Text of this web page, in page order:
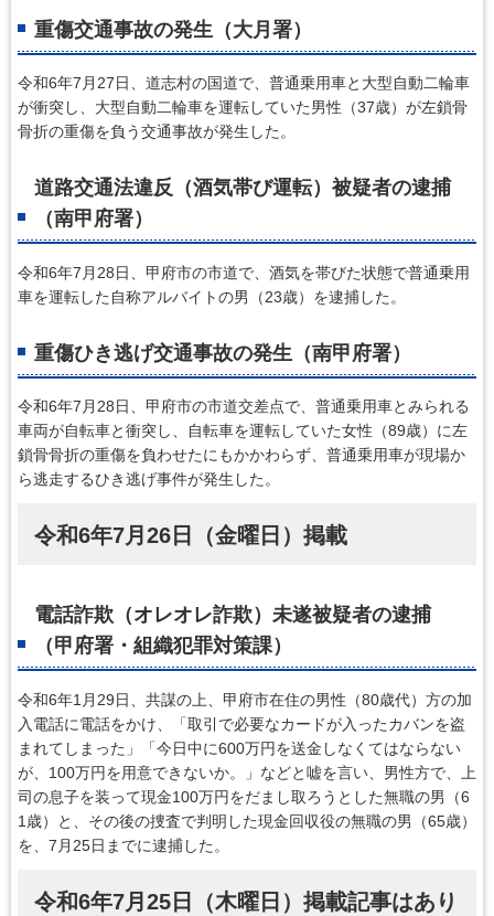
重傷交通事故の発生（大月署）
令和6年7月27日、道志村の国道で、普通乗用車と大型自動二輪車
が衝突し、大型自動二輪車を運転していた男性（37歳）が左鎖骨
骨折の重傷を負う交通事故が発生した。
道路交通法違反（酒気帯び運転）被疑者の逮捕
（南甲府署）
令和6年7月28日、甲府市の市道で、酒気を帯びた状態で普通乗用
車を運転した自称アルバイトの男（23歳）を逮捕した。
重傷ひき逃げ交通事故の発生（南甲府署）
令和6年7月28日、甲府市の市道交差点で、普通乗用車とみられる
車両が自転車と衝突し、自転車を運転していた女性（89歳）に左
鎖骨骨折の重傷を負わせたにもかかわらず、普通乗用車が現場か
ら逃走するひき逃げ事件が発生した。
令和6年7月26日（金曜日）掲載
電話詐欺（オレオレ詐欺）未遂被疑者の逮捕
（甲府署・組織犯罪対策課）
令和6年1月29日、共謀の上、甲府市在住の男性（80歳代）方の加
入電話に電話をかけ、「取引で必要なカードが入ったカバンを盗
まれてしまった」「今日中に600万円を送金しなくてはならない
が、100万円を用意できないか。」などと嘘を言い、男性方で、上
司の息子を装って現金100万円をだまし取ろうとした無職の男（6
1歳）と、その後の捜査で判明した現金回収役の無職の男（65歳）
を、7月25日までに逮捕した。
令和6年7月25日（木曜日）掲載記事はあり